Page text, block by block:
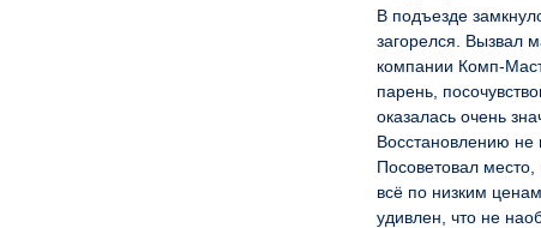
В подъезде
загорелся. Вызвал
компании Комп-
парень,
оказалась очень
Восстановлению не
Посоветовал место,
всё по низким
удивлен, что не